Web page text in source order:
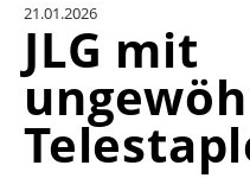
21.01.2026
JLG mit